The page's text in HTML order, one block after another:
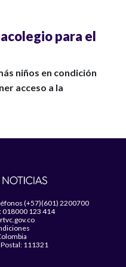
para el
niños en condición
acceso a la
(+57)(601) 2200700
018000 123 414
111321